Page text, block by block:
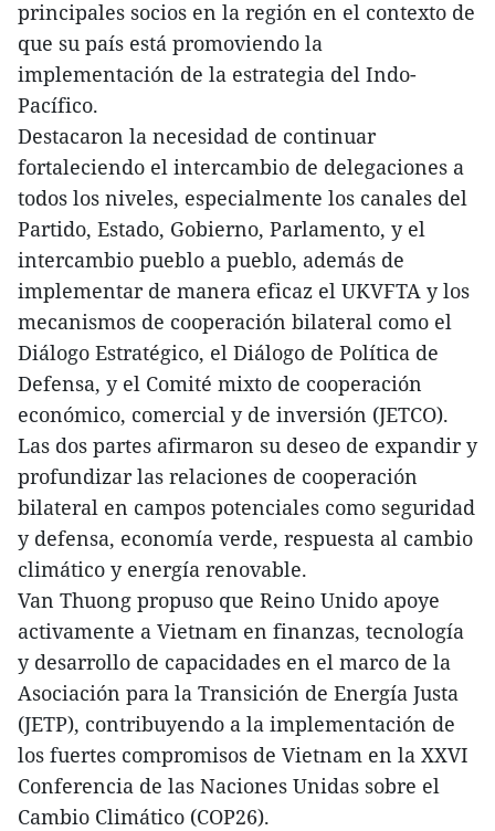
principales socios en la región en el contexto de
que su país está promoviendo la
implementación de la estrategia del Indo-
Pacífico.
Destacaron la necesidad de continuar
fortaleciendo el intercambio de delegaciones a
todos los niveles, especialmente los canales del
Partido, Estado, Gobierno, Parlamento, y el
intercambio pueblo a pueblo, además de
implementar de manera eficaz el UKVFTA y los
mecanismos de cooperación bilateral como el
Diálogo Estratégico, el Diálogo de Política de
Defensa, y el Comité mixto de cooperación
económico, comercial y de inversión (JETCO).
Las dos partes afirmaron su deseo de expandir y
profundizar las relaciones de cooperación
bilateral en campos potenciales como seguridad
y defensa, economía verde, respuesta al cambio
climático y energía renovable.
Van Thuong propuso que Reino Unido apoye
activamente a Vietnam en finanzas, tecnología
y desarrollo de capacidades en el marco de la
Asociación para la Transición de Energía Justa
(JETP), contribuyendo a la implementación de
los fuertes compromisos de Vietnam en la XXVI
Conferencia de las Naciones Unidas sobre el
Cambio Climático (COP26).